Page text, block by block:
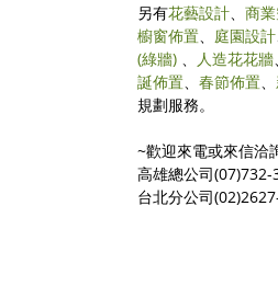
另有花藝設計、商
櫥窗佈置、 庭園設計
(綠牆) 、 人造花花牆
誕佈置、春節佈置、
規劃服務。
~歡迎來電或來信洽
高雄總公司(07)732-
台北分公司